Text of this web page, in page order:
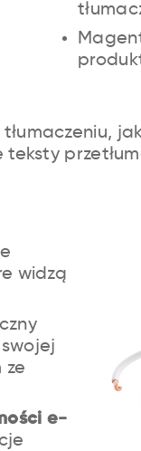
teksty
widzą
ze
e-